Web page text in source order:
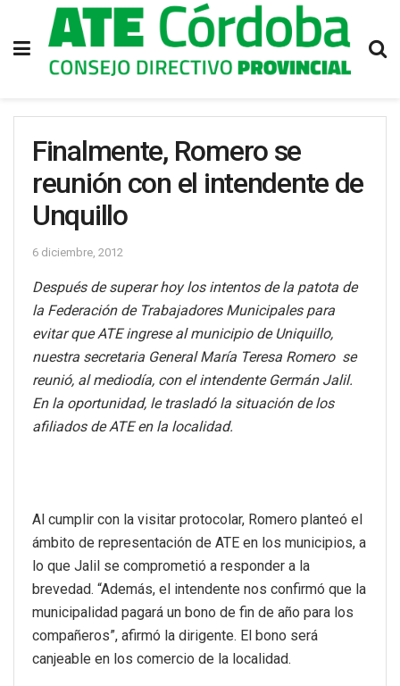
Finalmente, Romero se
reunión con el intendente de
Unquillo
6 diciembre, 2012
Después de superar hoy los intentos de la patota de
la Federación de Trabajadores Municipales para
evitar que ATE ingrese al municipio de Uniquillo,
nuestra secretaria General María Teresa Romero se
reunió, al mediodía, con el intendente Germán Jalil.
En la oportunidad, le trasladó la situación de los
afiliados de ATE en la localidad.
Al cumplir con la visitar protocolar, Romero planteó el
ámbito de representación de ATE en los municipios, a
lo que Jalil se comprometió a responder a la
brevedad. “Además, el intendente nos confirmó que la
municipalidad pagará un bono de fin de año para los
compañeros”, afirmó la dirigente. El bono será
canjeable en los comercio de la localidad.